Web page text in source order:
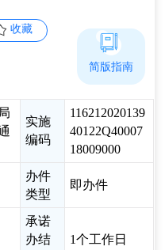
收藏
实施
编码
116212020139
40122Q40007
18009000
办件
类型
即办件
承诺
办结
1个工作日
简版指南